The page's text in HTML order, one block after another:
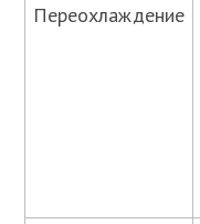
Переохлаждение